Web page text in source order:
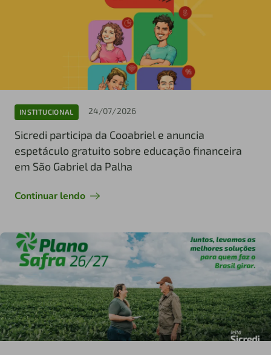
INSTITUCIONAL 24/07/2026
Sicredi participa da Cooabriel e anuncia
espetáculo gratuito sobre educação financeira
em São Gabriel da Palha
Continuar lendo